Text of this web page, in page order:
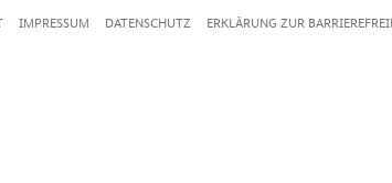
IMPRESSUM DATENSCHUTZ ERKLÄRUNG ZUR